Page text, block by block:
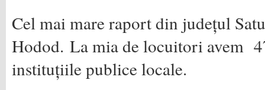
Cel mai mare raport din județul
Hodod. La mia de locuitori avem
instituțiile publice locale.